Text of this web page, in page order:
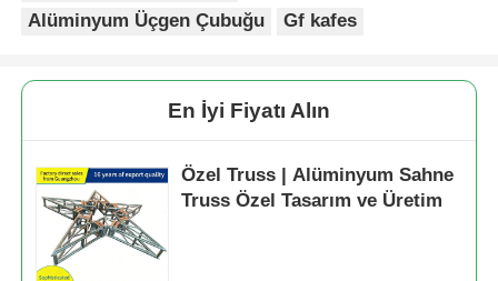
Hakkımızda
Kalite Kontrolü
Bize Ulaşın
Alüminyum Üçgen Çubuğu
Gf kafes
En İyi Fiyatı Alın
Özel Truss | Alüminyum Sahne
Truss Özel Tasarım ve Üretim